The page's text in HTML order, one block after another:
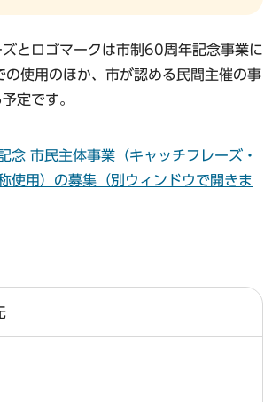
とロゴマークは市制60周年記念事業に
の使用のほか、市が認める民間主催の事
定です。
念 市民主体事業（キャッチフレーズ・
使用）の募集（別ウィンドウで開きま